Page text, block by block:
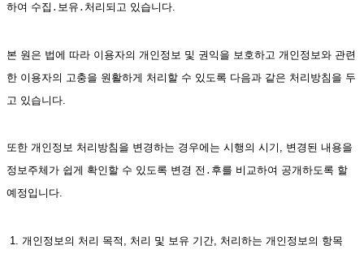
하여 수집․보유․처리되고 있습니다.
본 원은 법에 따라 이용자의 개인정보 및 권익을 보호하고 개인정보와 관련
한 이용자의 고충을 원활하게 처리할 수 있도록 다음과 같은 처리방침을 두
고 있습니다.
또한 개인정보 처리방침을 변경하는 경우에는 시행의 시기, 변경된 내용을
정보주체가 쉽게 확인할 수 있도록 변경 전․후를 비교하여 공개하도록 할
예정입니다.
1. 개인정보의 처리 목적, 처리 및 보유 기간, 처리하는 개인정보의 항목